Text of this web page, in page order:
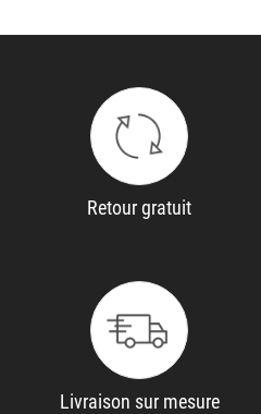
Retour gratuit
Livraison sur mesure